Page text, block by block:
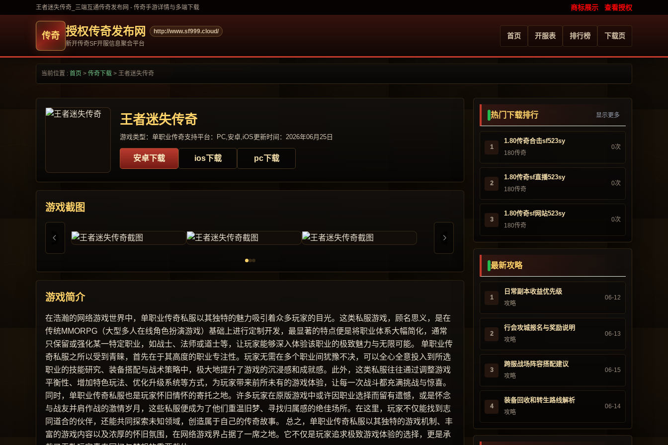
王者迷失传奇_三端互通传奇发布网 - 传奇手游详情与多端下载 商标展示 查看授权
授权传奇发布网
http://www.sf999.cloud/
新开传奇SF开服信息聚合平台
首页 开服表 排行榜 下载页
当前位置 : 首页 > 传奇下载 > 王者迷失传奇
王者迷失传奇
游戏类型：单职业传奇支持平台：PC,安卓,iOS更新时间：2026年06月25日
安卓下载 ios下载 pc下载
游戏截图
游戏简介
在浩瀚的网络游戏世界中，单职业传奇私服以其独特的魅力吸引着众多玩家的目光。这类私服游戏，顾名思义，是在
传统MMORPG（大型多人在线角色扮演游戏）基础上进行定制开发，最显著的特点便是将职业体系大幅简化，通常
只保留或强化某一特定职业，如战士、法师或道士等，让玩家能够深入体验该职业的极致魅力与无限可能。 单职业传
奇私服之所以受到青睐，首先在于其高度的职业专注性。玩家无需在多个职业间犹豫不决，可以全心全意投入到所选
职业的技能研究、装备搭配与战术策略中，极大地提升了游戏的沉浸感和成就感。此外，这类私服往往通过调整游戏
平衡性、增加特色玩法、优化升级系统等方式，为玩家带来前所未有的游戏体验，让每一次战斗都充满挑战与惊喜。
同时，单职业传奇私服也是玩家怀旧情怀的寄托之地。许多玩家在原版游戏中或许因职业选择而留有遗憾，或是怀念
与战友并肩作战的激情岁月，这些私服便成为了他们重温旧梦、寻找归属感的绝佳场所。在这里，玩家不仅能找到志
同道合的伙伴，还能共同探索未知领域，创造属于自己的传奇故事。 总之，单职业传奇私服以其独特的游戏机制、丰
富的游戏内容以及浓厚的怀旧氛围，在网络游戏界占据了一席之地。它不仅是玩家追求极致游戏体验的选择，更是承
热门下载排行 显示更多
1
1.80传奇合击sf523sy
180传奇
0次
2
1.80传奇sf直播523sy
180传奇
0次
3
1.80传奇sf网站523sy
180传奇
0次
最新攻略
1
日常副本收益优先级
攻略
06-12
2
行会攻城报名与奖励说明
攻略
06-13
3
跨服战场阵容搭配建议
攻略
06-15
4
装备回收和转生路线解析
攻略
06-14